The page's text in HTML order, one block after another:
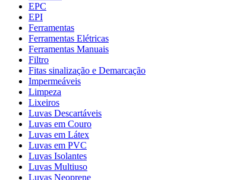
EPC
EPI
Ferramentas
Ferramentas Elétricas
Ferramentas Manuais
Filtro
Fitas sinalização e Demarcação
Impermeáveis
Limpeza
Lixeiros
Luvas Descartáveis
Luvas em Couro
Luvas em Látex
Luvas em PVC
Luvas Isolantes
Luvas Multiuso
Luvas Neoprene